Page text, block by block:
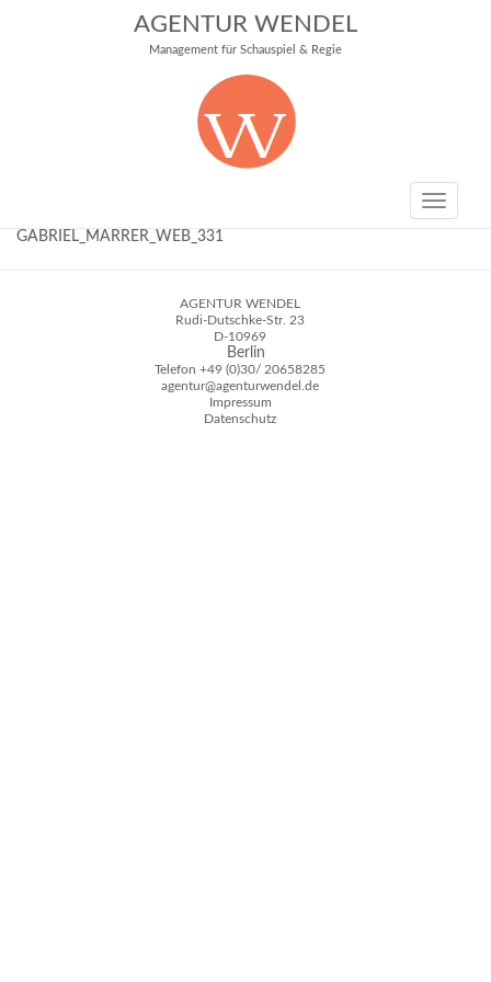
AGENTUR WENDEL
Management für Schauspiel & Regie
Toggle
GABRIEL_MARRER_WEB_331
AGENTUR WENDEL
Rudi-Dutschke-Str. 23
D-10969
Berlin
Telefon +49 (0)30/ 20658285
agentur@agenturwendel.de
Impressum
Datenschutz